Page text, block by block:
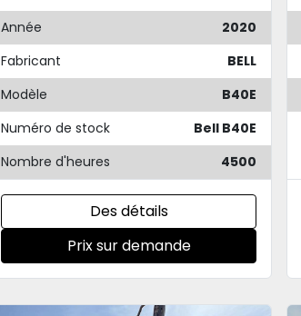
Année
2020
Fabricant
BELL
Modèle
B40E
Numéro de stock
Bell B40E
Nombre d'heures
4500
Des détails
Prix sur demande